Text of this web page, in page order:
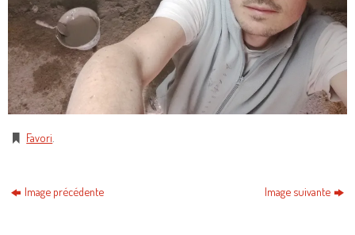
Favori
Image précédente Image suivante